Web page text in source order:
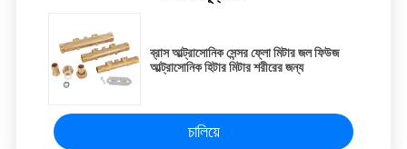
ব্রাস আল্ট্রাসোনিক সেন্সর ফ্লো মিটার জল ফিউজ
আল্ট্রাসোনিক হিটার মিটার শরীরের জন্য
চালিয়ে